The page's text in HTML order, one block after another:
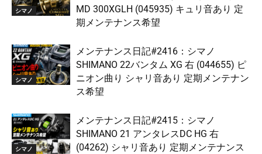
シマノ
MD 300XGLH (045935) キュリ音あり 定
期メンテナンス希望
シマノ
メンテナンス日記#2416：シマノ
SHIMANO 22バンタム XG 右 (044655) ピ
ニオン曲り シャリ音あり 定期メンテナン
ス希望
シマノ
メンテナンス日記#2415：シマノ
SHIMANO 21 アンタレスDC HG 右
(04262) シャリ音あり 定期メンテナンス